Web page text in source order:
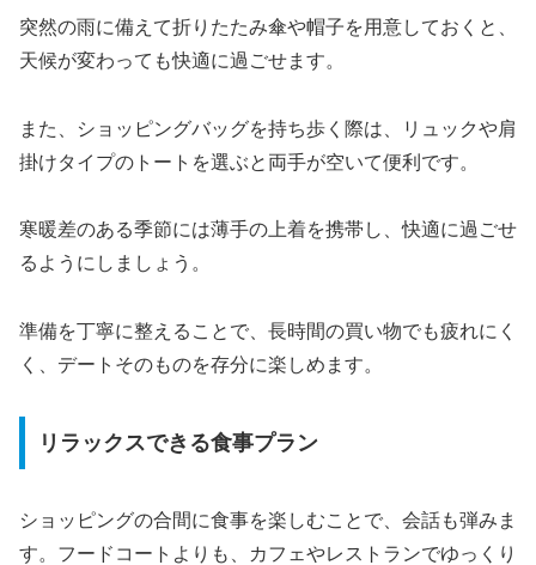
突然の雨に備えて折りたたみ傘や帽子を用意しておくと、
天候が変わっても快適に過ごせます。
また、ショッピングバッグを持ち歩く際は、リュックや肩
掛けタイプのトートを選ぶと両手が空いて便利です。
寒暖差のある季節には薄手の上着を携帯し、快適に過ごせ
るようにしましょう。
準備を丁寧に整えることで、長時間の買い物でも疲れにく
く、デートそのものを存分に楽しめます。
リラックスできる食事プラン
ショッピングの合間に食事を楽しむことで、会話も弾みま
す。フードコートよりも、カフェやレストランでゆっくり